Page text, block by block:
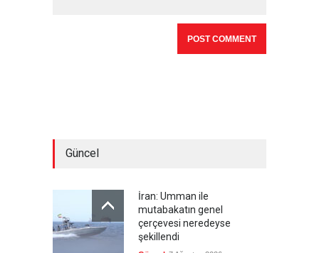
Güncel
İran: Umman ile
mutabakatın genel
çerçevesi neredeyse
şekillendi